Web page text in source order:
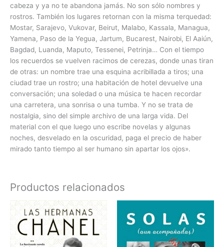
cabeza y ya no te abandona jamás. No son sólo nombres y
rostros. También los lugares retornan con la misma terquedad:
Mostar, Sarajevo, Vukovar, Beirut, Malabo, Kassala, Managua,
Yamena, Paso de la Yegua, Jartum, Bucarest, Nairobi, El Aaiún,
Bagdad, Luanda, Maputo, Tessenei, Petrinja… Con el tiempo
los recuerdos se vuelven racimos de cerezas, donde unas tiran
de otras: un nombre trae una esquina acribillada a tiros; una
ciudad trae un rostro; una habitación de hotel devuelve una
conversación; una soledad o una música te hacen recordar
una carretera, una sonrisa o una tumba. Y no se trata de
nostalgia, sino del simple archivo de una larga vida. Del
material con el que luego uno escribe novelas y algunas
noches, desvelado en la oscuridad, paga el precio de haber
mirado tanto tiempo al ser humano sin apartar los ojos».
Productos relacionados